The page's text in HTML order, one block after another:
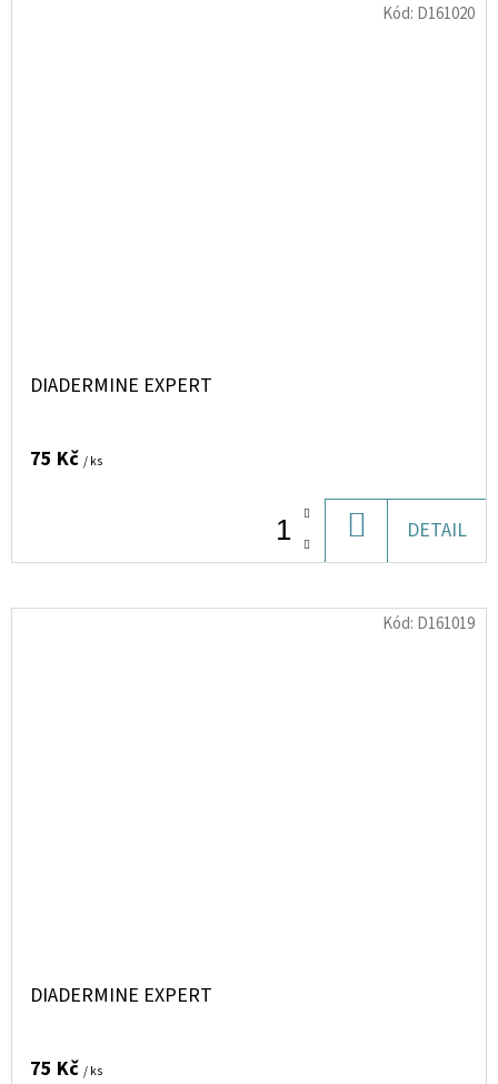
DIADERMINE EXPERT
75 Kč / ks
KOŠÍKU
DETAIL
Kód: D161020
DIADERMINE EXPERT
75 Kč / ks
Kód: D161019